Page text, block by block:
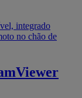
integrado
no chão de